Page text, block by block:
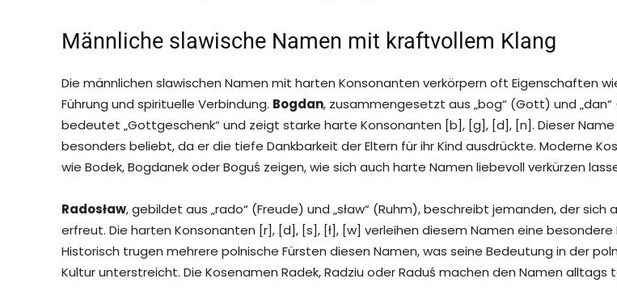
Männliche slawische Namen mit kraftvollem Klang
Die männlichen slawischen Namen mit harten Konsonanten verkörpern oft Eigenschaften
Führung und spirituelle Verbindung. Bogdan, zusammengesetzt aus „bog“ (Gott) und
bedeutet „Gottgeschenk“ und zeigt starke harte Konsonanten [b], [g], [d], [n]. Dieser Name
besonders beliebt, da er die tiefe Dankbarkeit der Eltern für ihr Kind ausdrückte. Moderne
wie Bodek, Bogdanek oder Boguś zeigen, wie sich auch harte Namen liebevoll verkürzen
Radosław, gebildet aus „rado“ (Freude) und „sław“ (Ruhm), beschreibt jemanden, der sich
erfreut. Die harten Konsonanten [r], [d], [s], [ł], [w] verleihen diesem Namen eine besondere
Historisch trugen mehrere polnische Fürsten diesen Namen, was seine Bedeutung in der
Kultur unterstreicht. Die Kosenamen Radek, Radziu oder Raduś machen den Namen alltags